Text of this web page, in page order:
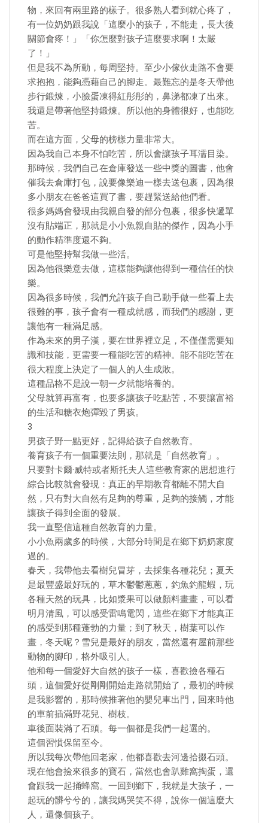
物，來回有兩里路的樣子。很多熟人看到就心疼了，
有一位奶奶跟我說「這麼小的孩子，不能走，長大後
關節會疼！」「你怎麼對孩子這麼要求啊！太嚴
了！」
但是我不為所動，每周堅持。至少小傢伙走路不會要
求抱抱，能夠憑藉自己的腳走。最難忘的是冬天帶他
步行鍛煉，小臉蛋凍得紅彤彤的，鼻涕都凍了出來。
我還是帶著他堅持鍛煉。所以他的身體很好，也能吃
苦。
而在這方面，父母的榜樣力量非常大。
因為我自己本身不怕吃苦，所以會讓孩子耳濡目染。
那時候，我們自己在倉庫發送一些中獎的圖書，他會
催我去倉庫打包，說要像樂迪一樣去送包裹，因為很
多小朋友在爸爸這買了書，要趕緊送給他們看。
很多媽媽會發現由我親自發的部分包裹，很多快遞單
沒有貼端正，那就是小小魚親自貼的傑作，因為小手
的動作精準度還不夠。
可是他堅持幫我做一些活。
因為他很樂意去做，這樣能夠讓他得到一種信任的快
樂。
因為很多時候，我們允許孩子自己動手做一些看上去
很難的事，孩子會有一種成就感，而我們的感謝，更
讓他有一種滿足感。
作為未來的男子漢，要在世界裡立足，不僅僅需要知
識和技能，更需要一種能吃苦的精神。能不能吃苦在
很大程度上決定了一個人的人生成敗。
這種品格不是說一朝一夕就能培養的。
父母就算再富有，也要多讓孩子吃點苦，不要讓富裕
的生活和糖衣炮彈毀了男孩。
3
男孩子野一點更好，記得給孩子自然教育。
養育孩子有一個重要法則，那就是「自然教育」。
只要對卡爾·威特或者斯托夫人這些教育家的思想進行
綜合比較就會發現：真正的早期教育都離不開大自
然，只有對大自然有足夠的尊重，足夠的接觸，才能
讓孩子得到全面的發展。
我一直堅信這種自然教育的力量。
小小魚兩歲多的時候，大部分時間是在鄉下奶奶家度
過的。
春天，我帶他去看樹兒冒芽，去採集各種花兒；夏天
是最豐盛最好玩的，草木鬱鬱蔥蔥，釣魚釣龍蝦，玩
各種天然的玩具，比如漿果可以做顏料畫畫，可以看
明月清風，可以感受雷鳴電閃，這些在鄉下才能真正
的感受到那種蓬勃的力量；到了秋天，樹葉可以作
畫，冬天呢？雪兒是最好的朋友，當然還有屋前那些
動物的腳印，格外吸引人。
他和每一個愛好大自然的孩子一樣，喜歡撿各種石
頭，這個愛好從剛剛開始走路就開始了，最初的時候
是我影響的，那時候推著他的嬰兒車出門，回來時他
的車前插滿野花兒、樹枝。
車後面裝滿了石頭。每一個都是我們一起選的。
這個習慣保留至今。
所以我每次帶他回老家，他都喜歡去河邊拾掇石頭。
現在他會撿來很多的寶石，當然也會趴雞窩掏蛋，還
會跟我一起捅蜂窩。一回到鄉下，我就是大孩子，一
起玩的髒兮兮的，讓我媽哭笑不得，說你一個這麼大
人，還像個孩子。